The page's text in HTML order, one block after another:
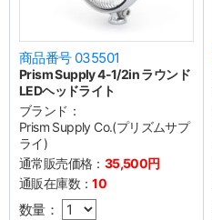
商品番号 035501
Prism Supply 4-1/2in ラウンド
LEDヘッドライト
ブランド：
Prism Supply Co.(プリズムサプ
ライ)
通常販売価格： 35,500円
通販在庫数：10
数量：